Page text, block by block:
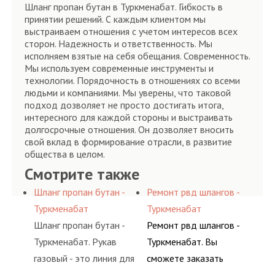
Шланг пропан бутан в Туркменабат. Гибкость в
принятии решений. С каждым клиентом мы
выстраиваем отношения с учетом интересов всех
сторон. Надежность и ответственность. Мы
исполняем взятые на себя обещания. Современность.
Мы используем современные инструменты и
технологии. Порядочность в отношениях со всеми
людьми и компаниями. Мы уверены, что таковой
подход дозволяет не просто достигать итога,
интересного для каждой стороны и выстраивать
долгосрочные отношения. Он дозволяет вносить
свой вклад в формирование отрасли, в развитие
общества в целом.
Смотрите также
Шланг пропан бутан -
Туркменабат
Шланг пропан бутан -
Туркменабат. Рукав
газовый - это линия для
Ремонт рвд шлангов -
Туркменабат
Ремонт рвд шлангов -
Туркменабат. Вы
сможете заказать